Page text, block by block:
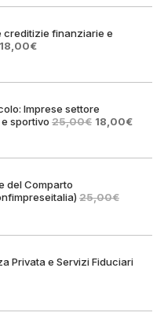
creditizie finanziarie e
Il18,00€Il
è:
Imprese settore
sportivo 25,00€ Il
era:
18,00€Il
è:
del Comparto
25,00€
Privata e Servizi Fiduciari